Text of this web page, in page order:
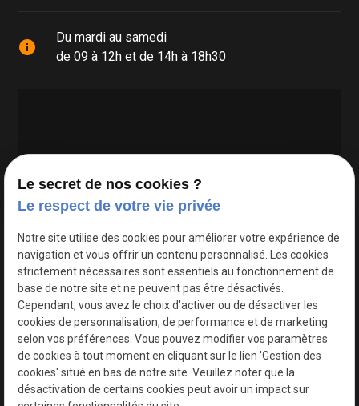
info
Du mardi au samedi
de 09 à 12h et de 14h à 18h30
Google Maps Search API est désactivé.
Le secret de nos cookies ?
Le respect de votre vie privée
Notre site utilise des cookies pour améliorer votre expérience de
navigation et vous offrir un contenu personnalisé. Les cookies
strictement nécessaires sont essentiels au fonctionnement de
base de notre site et ne peuvent pas être désactivés.
Cependant, vous avez le choix d'activer ou de désactiver les
cookies de personnalisation, de performance et de marketing
selon vos préférences. Vous pouvez modifier vos paramètres
de cookies à tout moment en cliquant sur le lien 'Gestion des
cookies' situé en bas de notre site. Veuillez noter que la
désactivation de certains cookies peut avoir un impact sur